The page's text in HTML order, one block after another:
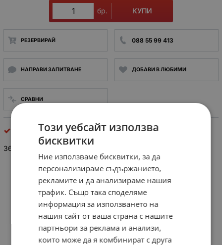
бр. КУПИ
РЕЗЕРВИРАЙ 088 55 99 413
НАПРАВИ ЗАПИТВАНЕ ДОБАВИ В ЛЮБИМИ
СРАВНИ
Неполярни кондензатори
36pF/63V керамичен кондензатор
Този уебсайт използва
бисквитки
Ние използваме бисквитки, за да
персонализираме съдържанието,
рекламите и да анализираме нашия
трафик. Също така споделяме
информация за използването на
нашия сайт от ваша страна с нашите
партньори за реклама и анализи,
които може да я комбинират с друга